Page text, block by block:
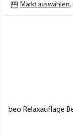
Markt auswählen,
beo Relaxauflage